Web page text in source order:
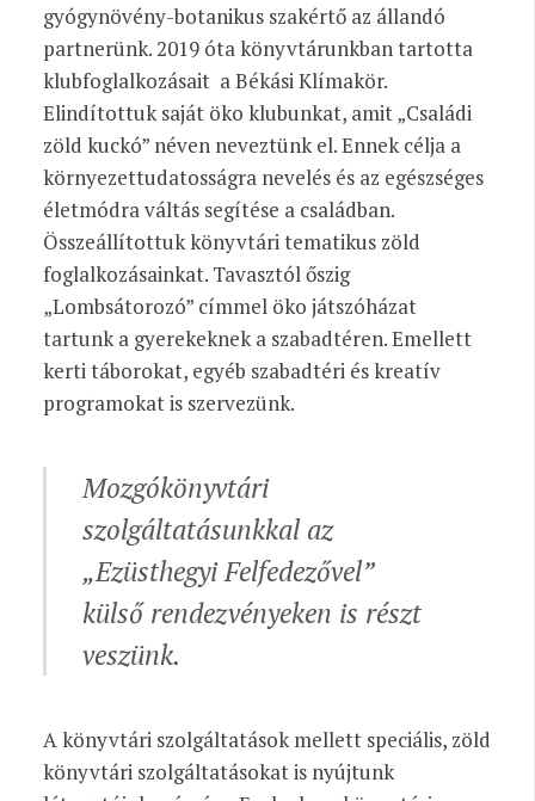
gyógynövény-botanikus szakértő az állandó
partnerünk. 2019 óta könyvtárunkban tartotta
klubfoglalkozásait a Békási Klímakör.
Elindítottuk saját öko klubunkat, amit „Családi
zöld kuckó” néven neveztünk el. Ennek célja a
környezettudatosságra nevelés és az egészséges
életmódra váltás segítése a családban.
Összeállítottuk könyvtári tematikus zöld
foglalkozásainkat. Tavasztól őszig
„Lombsátorozó” címmel öko játszóházat
tartunk a gyerekeknek a szabadtéren. Emellett
kerti táborokat, egyéb szabadtéri és kreatív
programokat is szervezünk.
Mozgókönyvtári
szolgáltatásunkkal az
„Ezüsthegyi Felfedezővel”
külső rendezvényeken is részt
veszünk.
A könyvtári szolgáltatások mellett speciális, zöld
könyvtári szolgáltatásokat is nyújtunk